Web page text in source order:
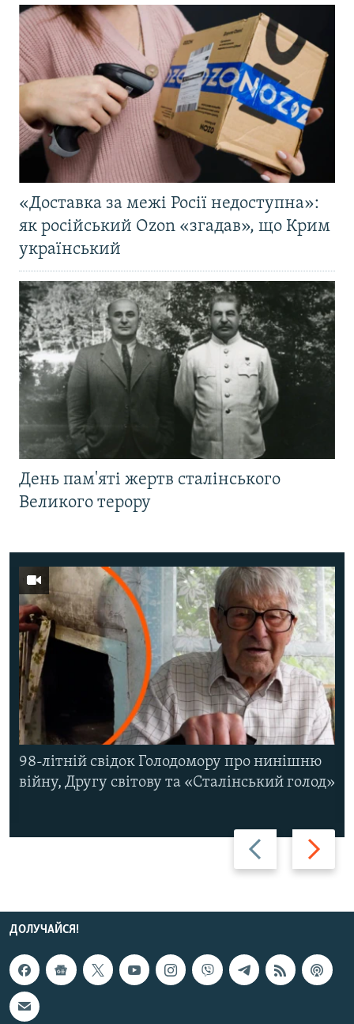
«Доставка за межі Росії недоступна»:
як російський Ozon «згадав», що Крим
український
День пам'яті жертв сталінського
Великого терору
Назад Вперед
98-літній свідок Голодомору про нинішню
війну, Другу світову та «Сталінський голод»
ДОЛУЧАЙСЯ!